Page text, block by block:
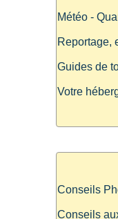
Météo -
Reportage,
Guides de
Votre
Conseils
Conseils